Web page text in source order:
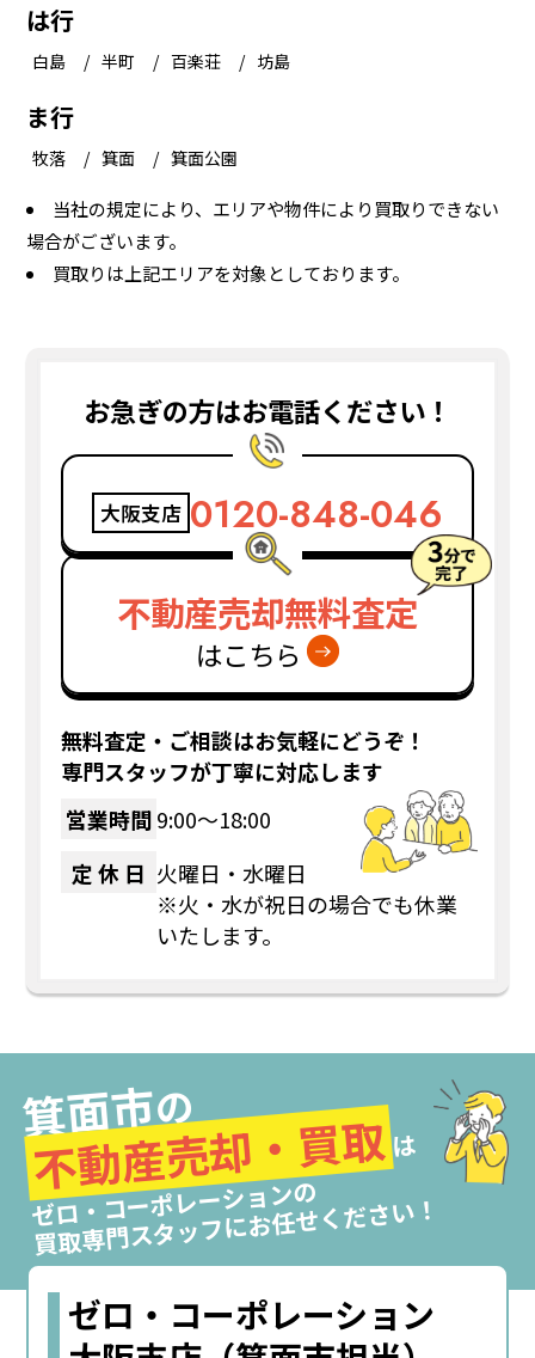
は行
白島 半町 百楽荘 坊島
ま行
牧落 箕面 箕面公園
当社の規定により、エリアや物件により買取りできない
場合がございます。
買取りは上記エリアを対象としております。
お急ぎの方はお電話ください！
大阪支店 0120-848-046
不動産売却無料査定
はこちら
無料査定・ご相談はお気軽にどうぞ！
専門スタッフが丁寧に対応します
営業時間 9:00〜18:00
定 休 日 火曜日・水曜日
※火・水が祝日の場合でも休業
いたします。
箕面市の
不動産売却・買取は
ゼロ・コーポレーションの
買取専門スタッフにお任せください！
ゼロ・コーポレーション